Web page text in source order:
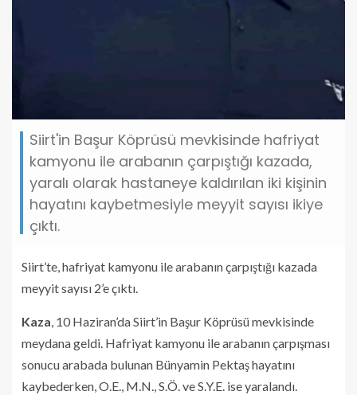
Siirt'in Başur Köprüsü mevkisinde hafriyat
kamyonu ile arabanın çarpıştığı kazada,
yaralı olarak hastaneye kaldırılan iki kişinin
hayatını kaybetmesiyle meyyit sayısı ikiye
çıktı.
Siirt’te, hafriyat kamyonu ile arabanın çarpıştığı kazada
meyyit sayısı 2’e çıktı.
Kaza, 10 Haziran’da Siirt’in Başur Köprüsü mevkisinde
meydana geldi. Hafriyat kamyonu ile arabanın çarpışması
sonucu arabada bulunan Bünyamin Pektaş hayatını
kaybederken, O.E., M.N., S.Ö. ve S.Y.E. ise yaralandı.